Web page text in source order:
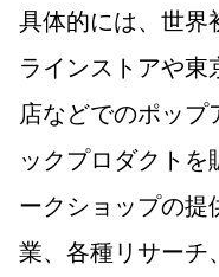
具体的には、世界
ラインストアや
店などでのポッ
ックプロダクト
ークショップの
業、各種リサーチ